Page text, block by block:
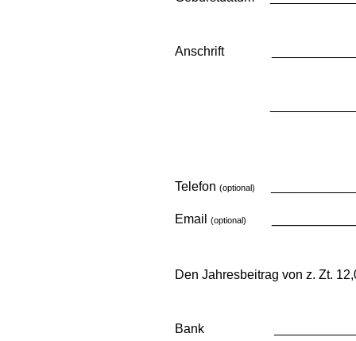
Anschrift
Telefon (optional)
Email (optional)
Den Jahresbeitrag von z. Zt.
Bank